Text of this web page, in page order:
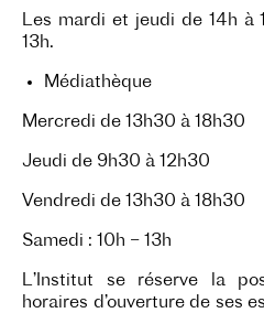
Les mardi et jeudi de 14h à
13h.
Médiathèque
Mercredi de 13h30 à 18h30
Jeudi de 9h30 à 12h30
Vendredi de 13h30 à 18h30
Samedi : 10h – 13h
L’Institut se réserve la
horaires d’ouverture de ses